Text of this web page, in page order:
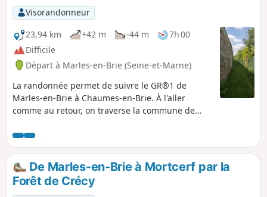
Visorandonneur
23,94 km
+42 m -44 m
7h 00
Difficile
Départ à Marles-en-Brie (Seine-et-Marne)
La randonnée permet de suivre le GR®1 de
Marles-en-Brie à Chaumes-en-Brie. À l'aller
comme au retour, on traverse la commune de
Brie.
De Marles-en-Brie à Mortcerf par la
Forêt de Crécy